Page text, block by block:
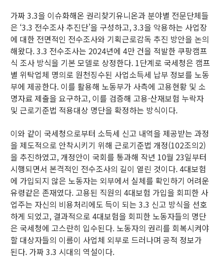
가짜 3.3을 이슈화해온 권리찾기유니온과 분야별 전문단체들
은 ‘3.3 전수조사 추진단’을 구성하고, 3.3을 악용하는 사업장
에 대한 전면적인 전수조사와 기획근로감독 추진 방안을 논의
해왔다. 3.3 전수조사는 2024년에 4만 건을 적발한 쿠팡캠프
식 조사 방식을 기본 모델로 상정한다. 1단계로 국세청은 캠프
별 위탁업체 명의로 원천징수된 사업소득세 납부 정보를 노동
부에 제공한다. 이를 활용해 노동부가 사측에 고용현황 및 소
명자료 제출을 요구하고, 이를 검증해 고용·산재보험 누락자
및 근로기준법 적용대상 명단을 확정하는 방식이다.
이와 같이 국세청으로부터 소득세 신고 내역을 제공받는 과정
을 제도적으로 안착시키기 위해 근로기준법 개정(102조의2)
을 추진하였고, 개정안이 국회를 통과해 작년 10월 23일부터
시행되면서 본격적인 전수조사의 길이 열린 것이다. 4대보험
에 가입되지 않은 노동자는 외부에서 실체를 확인하기 어려운
유령같은 존재였다. 고용된 직원의 4대보험 가입을 회피한 사
업주는 자신의 비용처리에도 득이 되는 3.3 신고 방식을 선호
하게 되었고, 결과적으로 4대보험을 회피한 노동자들의 명단
은 국세청에 고스란히 입수된다. 노동자의 권리를 회복시켜야
할 대상자들의 이름이 사업체 외부로 드러나며 공적 정보가
된다. 가짜 3.3 시대의 역설이다.